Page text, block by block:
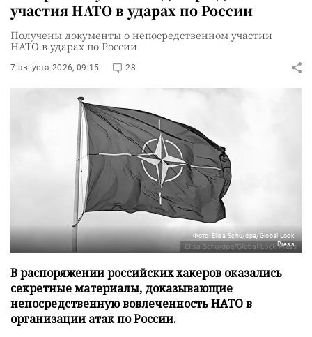
участия НАТО в ударах по России
Получены документы о непосредственном участии
НАТО в ударах по России
7 августа 2026, 09:15 28
Фото: Elisa Schu/dpa/Global Look
Press
В распоряжении российских хакеров оказались
секретные материалы, доказывающие
непосредственную вовлеченность НАТО в
организации атак по России.